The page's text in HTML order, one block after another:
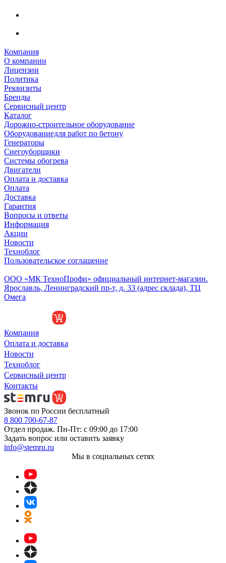
Компания
О компании
Лицензии
Политика
Реквизиты
Бренды
Сервисный центр
Каталог
Дорожно-строительное оборудование
Оборудованиедля работ по бетону
Генераторы
Снегоуборщики
Системы обогрева
Двигатели
Оплата и доставка
Оплата
Доставка
Гарантия
Вопросы и ответы
Информация
Акции
Новости
Техноблог
Пользовательское соглашение
ООО «МК ТехноПрофи» официальный интернет-магазин.
Ярославль, Ленинградский пр-т, д. 33 (адрес склада), ТЦ
Омега
Компания
Оплата и доставка
Новости
Техноблог
Сервисный центр
Контакты
Звонок по России бесплатный
8 800 700-67-87
Отдел продаж. Пн-Пт: с 09:00 до 17:00
Задать вопрос или оставить заявку
info@stemru.ru
Мы в социальных сетях